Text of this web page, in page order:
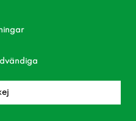
Skål Livia Vit 18x15cm